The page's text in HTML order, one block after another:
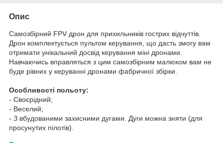
Опис
Самозбірний FPV дрон для прихильників гострих відчуттів.
Дрон комплектується пультом керування, що дасть змогу вам
отримати унікальний досвід керування міні дронами.
Навчаючись вправляться з цим самозбірним малюком вам не
буде рівних у керуванні дронами фабричної збірки.
Особливості польоту:
- Своєрідний;
- Веселий;
- З вбудованими захисними дугами. Дуги можна зняти (для
просунутих пілотів).